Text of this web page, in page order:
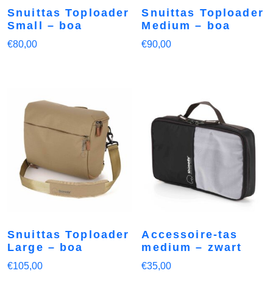
Snuittas Toploader
Small – boa
€80,00
Snuittas Toploader
Medium – boa
€90,00
Snuittas Toploader
Large – boa
€105,00
Accessoire-tas
medium – zwart
€35,00